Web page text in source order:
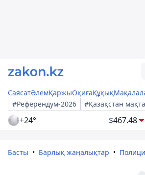
СаясатӘлемҚаржыОқиғаҚұқық
#Референдум-2026
#Қазақстан
+24° $467.48
Басты Барлық жаңалықтар